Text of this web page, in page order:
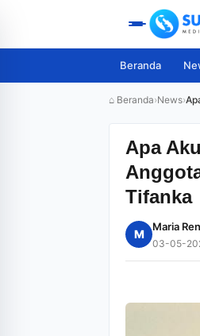
Beranda
⌂ Beranda›News›
Apa
Tifanka
M
Maria
03-05-